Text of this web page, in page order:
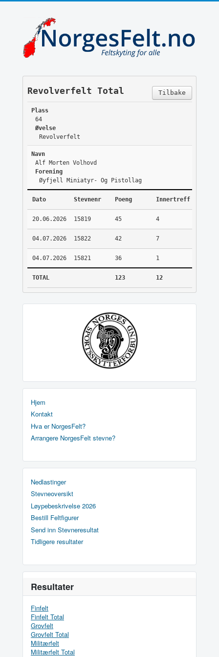
Tilbake
Revolverfelt Total
Plass
64
Øvelse
Revolverfelt
Navn
Alf Morten Volhovd
Forening
Øyfjell Miniatyr- Og Pistollag
Dato Stevnenr Poeng Innertreff
20.06.2026 15819 45 4
04.07.2026 15822 42 7
04.07.2026 15821 36 1
TOTAL 123 12
Hjem
Kontakt
Hva er NorgesFelt?
Arrangere NorgesFelt stevne?
Nedlastinger
Stevneoversikt
Løypebeskrivelse 2026
Bestill Feltfigurer
Send inn Stevneresultat
Tidligere resultater
Resultater
Finfelt
Finfelt Total
Grovfelt
Grovfelt Total
Militærfelt
Militærfelt Total